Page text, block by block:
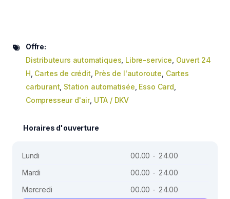
Offre:
Distributeurs automatiques Libre-service Ouvert 24
H Cartes de crédit Près de l'autoroute Cartes
carburant Station automatisée Esso Card
Compresseur d'air, UTA / DKV
Horaires d'ouverture
Lundi
00.00 - 24.00
Mardi
00.00 - 24.00
Mercredi
00.00 - 24.00